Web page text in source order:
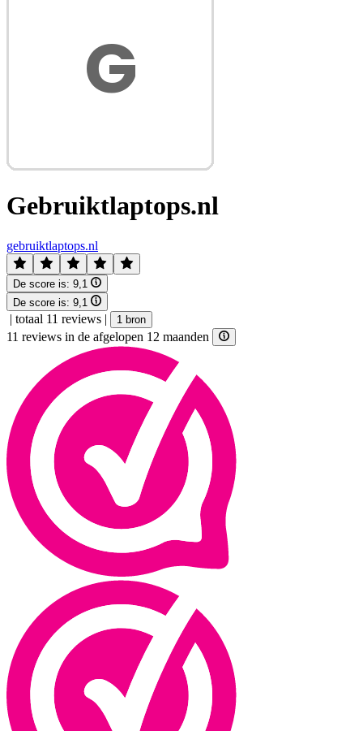
Gebruiktlaptops.nl
gebruiktlaptops.nl
De score is: 9,1
De score is: 9,1
| totaal 11 reviews | 1 bron
11 reviews in de afgelopen 12 maanden